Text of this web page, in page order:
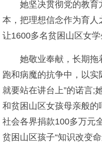
她坚决贯彻党的教育
本，把理想信念作为育人
让1600多名贫困山区女学
她敬业奉献，长期拖
跑和病魔的抗争中，以实
就要站在讲台上”的诺言;
和贫困山区女孩母亲般
社会各界捐款100多万元
贫困山区孩子“知识改变命